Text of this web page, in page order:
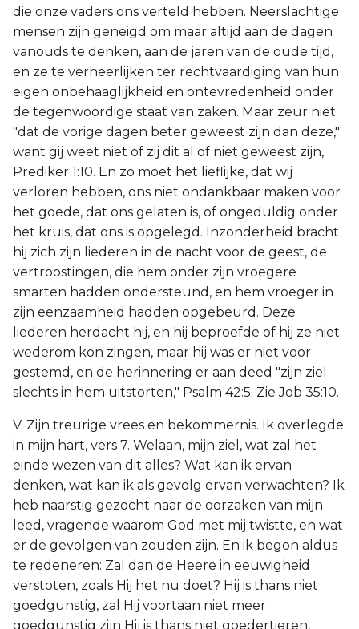
die onze vaders ons verteld hebben. Neerslachtige
mensen zijn geneigd om maar altijd aan de dagen
vanouds te denken, aan de jaren van de oude tijd,
en ze te verheerlijken ter rechtvaardiging van hun
eigen onbehaaglijkheid en ontevredenheid onder
de tegenwoordige staat van zaken. Maar zeur niet
"dat de vorige dagen beter geweest zijn dan deze,"
want gij weet niet of zij dit al of niet geweest zijn,
Prediker 1:10. En zo moet het lieflijke, dat wij
verloren hebben, ons niet ondankbaar maken voor
het goede, dat ons gelaten is, of ongeduldig onder
het kruis, dat ons is opgelegd. Inzonderheid bracht
hij zich zijn liederen in de nacht voor de geest, de
vertroostingen, die hem onder zijn vroegere
smarten hadden ondersteund, en hem vroeger in
zijn eenzaamheid hadden opgebeurd. Deze
liederen herdacht hij, en hij beproefde of hij ze niet
wederom kon zingen, maar hij was er niet voor
gestemd, en de herinnering er aan deed "zijn ziel
slechts in hem uitstorten," Psalm 42:5. Zie Job 35:10.
V. Zijn treurige vrees en bekommernis. Ik overlegde
in mijn hart, vers 7. Welaan, mijn ziel, wat zal het
einde wezen van dit alles? Wat kan ik ervan
denken, wat kan ik als gevolg ervan verwachten? Ik
heb naarstig gezocht naar de oorzaken van mijn
leed, vragende waarom God met mij twistte, en wat
er de gevolgen van zouden zijn. En ik begon aldus
te redeneren: Zal dan de Heere in eeuwigheid
verstoten, zoals Hij het nu doet? Hij is thans niet
goedgunstig, zal Hij voortaan niet meer
goedgunstig zijn Hij is thans niet goedertieren,